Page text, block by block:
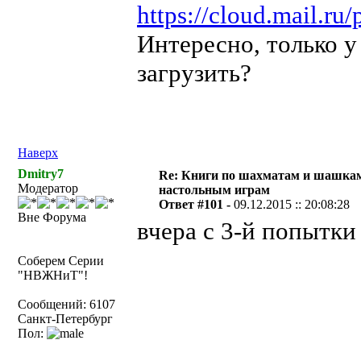
https://
Интересно, только
загрузить?
Наверх
Dmitry7
Модератор
Вне Форума
Соберем Серии
"НВЖНиТ"!
Сообщений: 6107
Санкт-Петербург
Пол:
Re: Книги по шахматам и
настольным играм
Ответ #101 -09.12.2015 :: 20:08:28
вчера с 3-й попытки